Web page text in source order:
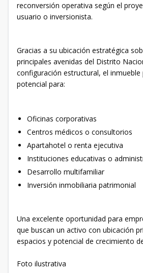
reconversión operativa según el
usuario o inversionista.
Gracias a su ubicación estratégica
principales avenidas del Distrito
configuración estructural, el
potencial para:
Oficinas corporativas
Centros médicos o consultorios
Apartahotel o renta ejecutiva
Instituciones educativas o
Desarrollo multifamiliar
Inversión inmobiliaria patrimonial
Una excelente oportunidad para
que buscan un activo con ubicación
espacios y potencial de crecimiento
Foto ilustrativa